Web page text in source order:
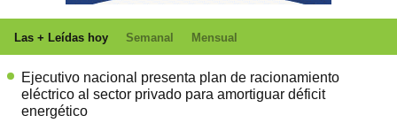
Las + Leídas hoy Semanal Mensual
Ejecutivo nacional presenta plan de racionamiento
eléctrico al sector privado para amortiguar déficit
energético